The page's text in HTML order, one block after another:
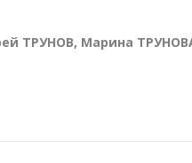
ТРУНОВ, Марина